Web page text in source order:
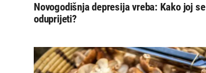
Novogodišnja depresija vreba: Kako joj se
oduprijeti?